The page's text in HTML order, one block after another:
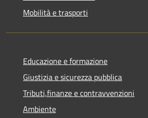
Mobilità e trasporti
Educazione e formazione
Giustizia e sicurezza pubblica
Tributi,finanze e contravvenzioni
Ambiente